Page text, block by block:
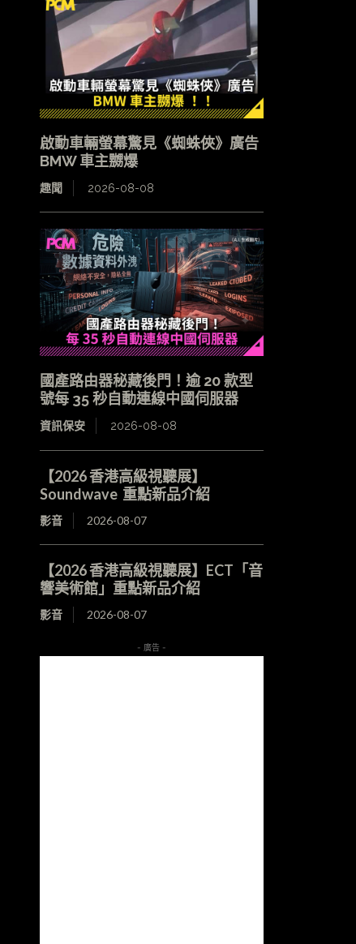
啟動車輛螢幕驚見《蜘蛛俠》廣告
BMW 車主嬲爆
趣聞 2026-08-08
國產路由器秘藏後門！逾 20 款型
號每 35 秒自動連線中國伺服器
資訊保安 2026-08-08
【2026 香港高級視聽展】
Soundwave 重點新品介紹
影音 2026-08-07
【2026 香港高級視聽展】ECT「音
響美術館」重點新品介紹
影音 2026-08-07
- 廣告 -